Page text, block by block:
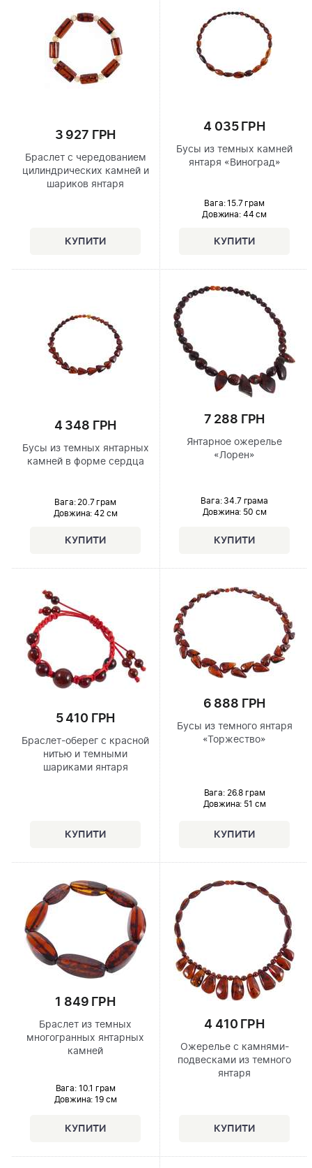
3 927 ГРН
Браслет с чередованием
цилиндрических камней и
шариков янтаря
4 035 ГРН
Бусы из темных камней
янтаря «Виноград»
Вага: 15.7 грам
Довжина:44 см
4 348 ГРН
Бусы из темных янтарных
камней в форме сердца
Вага: 20.7 грам
Довжина: 42 см
7 288 ГРН
Янтарное ожерелье
«Лорен»
Вага: 34.7 грама
Довжина: 50 см
5 410 ГРН
Браслет-оберег с красной
нитью и темными
шариками янтаря
6 888 ГРН
Бусы из темного янтаря
«Торжество»
Вага: 26.8 грам
Довжина: 51 см
1 849 ГРН
Браслет из темных
многогранных янтарных
камней
Вага: 10.1 грам
Довжина: 19 см
4 410 ГРН
Ожерелье с камнями-
подвесками из темного
янтаря